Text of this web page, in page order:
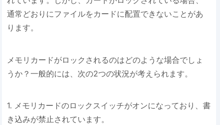
通常どおりにファイルをカードに配置できないことがあ
ります。
メモリカードがロックされるのはどのような場合でしょ
うか？一般的には、次の2つの状況が考えられます。
1. メモリカードのロックスイッチがオンになっており、書
き込みが禁止されています。